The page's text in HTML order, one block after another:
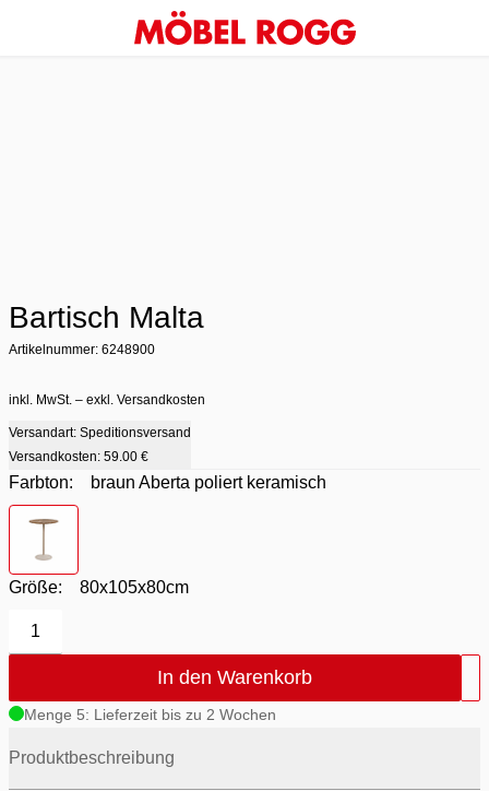
Bartisch Malta
Artikelnummer: 6248900
inkl. MwSt. – exkl. Versandkosten
Versandart: Speditionsversand
Versandkosten: 59.00 €
Farbton:
braun Aberta poliert keramisch
Farbton
Größe: 80x105x80cm
1
In den Warenkorb
Menge 5: Lieferzeit bis zu 2 Wochen
Produktbeschreibung